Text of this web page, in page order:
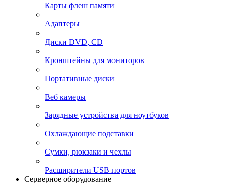
Карты флеш памяти
Адаптеры
Диски DVD, CD
Кронштейны для мониторов
Портативные диски
Веб камеры
Зарядные устройства для ноутбуков
Охлаждающие подставки
Сумки, рюкзаки и чехлы
Расширители USB портов
Серверное оборудование